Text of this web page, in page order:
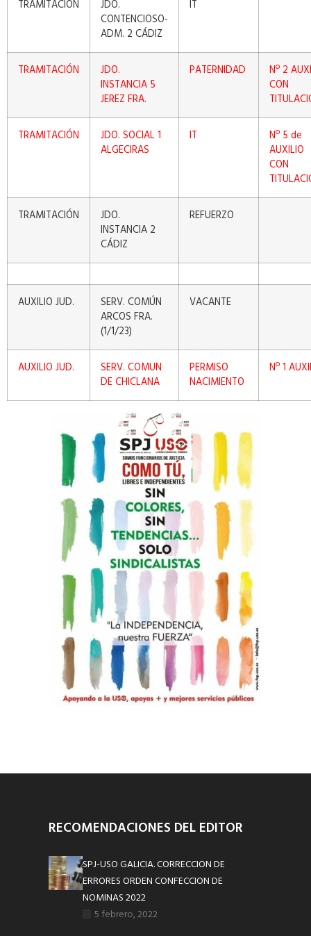
TRAMITACIÓN
JDO.
CONTENCIOSO-
ADM. 2 CÁDIZ
IT
TRAMITACIÓN
JDO.
INSTANCIA 5
JEREZ FRA.
PATERNIDAD
Nº 2
CON
TRAMITACIÓN
JDO. SOCIAL 1
ALGECIRAS
IT
Nº 5 de
AUXILIO
CON
TRAMITACIÓN
JDO.
INSTANCIA 2
CÁDIZ
REFUERZO
AUXILIO JUD.
SERV. COMÚN
ARCOS FRA.
(1/1/23)
VACANTE
AUXILIO JUD.
SERV. COMUN
DE CHICLANA
PERMISO
NACIMIENTO
Nº 1
RECOMENDACIONES DEL EDITOR
SPJ-USO GALICIA. CORRECCION DE
ERRORES ORDEN CONFECCION DE
NOMINAS 2022
5 febrero, 2022